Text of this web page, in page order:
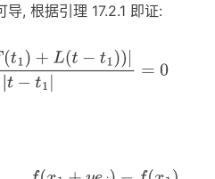
导, 根据引理 17.2.1 即证:
F(t1) +L (t−t1 ))| |t−t1